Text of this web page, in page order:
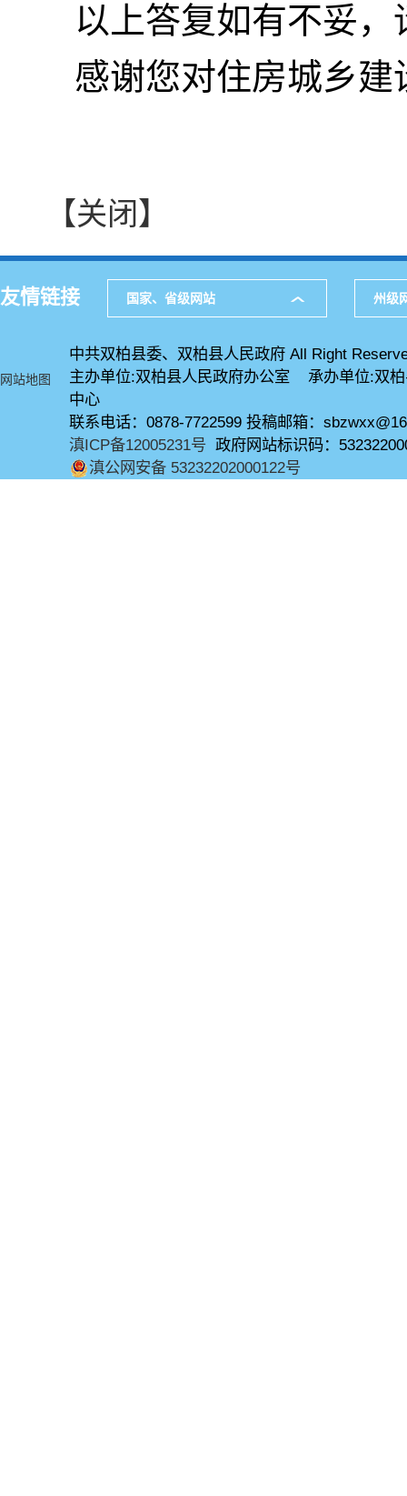
以上答复如有不妥
感谢您对住房城乡
【关闭】
友情链接 国家、省级网站 州级
网站地图
中共双柏县委、双柏县人民政府 All Right
主办单位:双柏县人民政府办公室 承办单位:双
中心
联系电话：0878-7722599 投稿邮箱：
滇ICP备12005231号 政府网站标识码：
滇公网安备 53232202000122号